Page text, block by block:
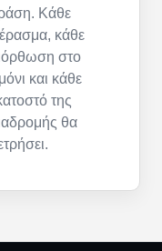
Κάθε
κάθε
στο
και κάθε
της
θα